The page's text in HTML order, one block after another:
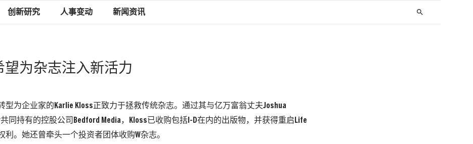
创新研究 人事变动 新闻资讯 search
望为杂志注入新活力
型为企业家的Karlie Kloss正致力于拯救传统杂志。通过其与亿万富翁丈夫Joshua
共同持有的控股公司Bedford Media，Kloss已收购包括I-D在内的出版物，并获得重启Life
利。她还曾牵头一个投资者团体收购W杂志。